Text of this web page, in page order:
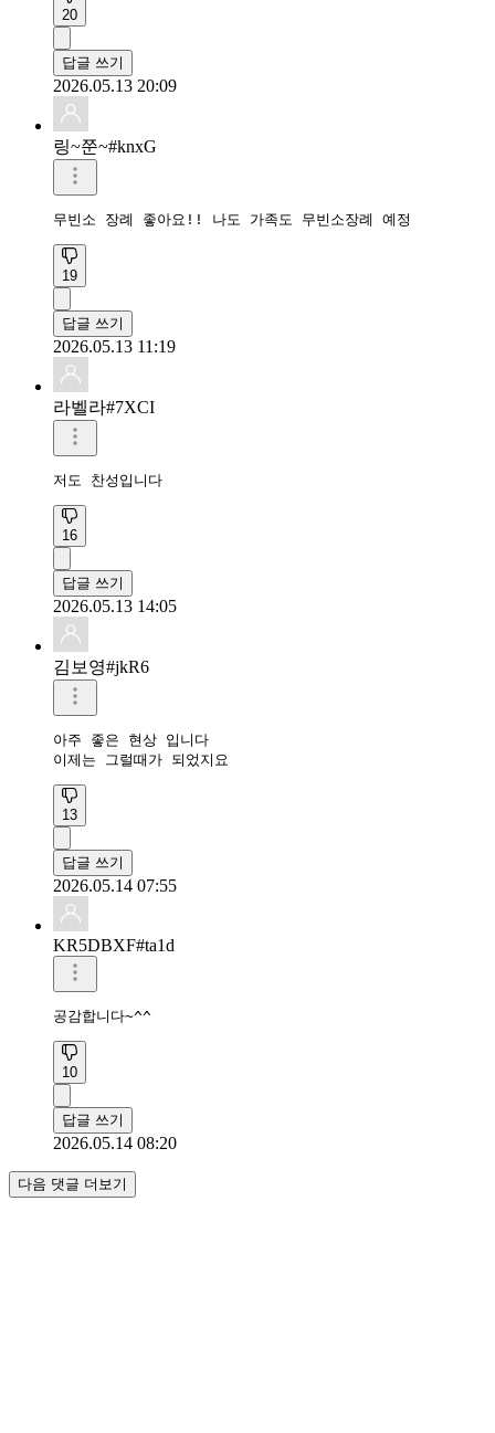
20
답글 쓰기
2026.05.13 20:09
링~쭌~#knxG
무빈소 장례 좋아요!! 나도 가족도 무빈소장례 예정
19
답글 쓰기
2026.05.13 11:19
라벨라#7XCI
저도 찬성입니다
16
답글 쓰기
2026.05.13 14:05
김보영#jkR6
아주 좋은 현상 입니다
이제는 그럴때가 되었지요
13
답글 쓰기
2026.05.14 07:55
KR5DBXF#ta1d
공감합니다~^^
10
답글 쓰기
2026.05.14 08:20
다음 댓글 더보기